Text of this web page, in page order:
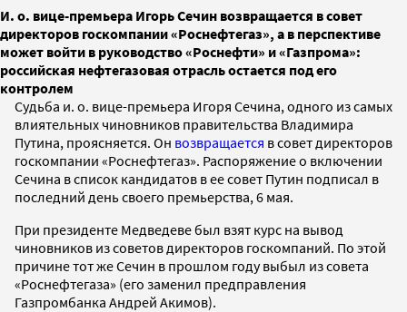
И. о. вице-премьера Игорь Сечин возвращается в совет
директоров госкомпании «Роснефтегаз», а в перспективе
может войти в руководство «Роснефти» и «Газпрома»:
российская нефтегазовая отрасль остается под его
контролем
Судьба и. о. вице-премьера Игоря Сечина, одного из самых
влиятельных чиновников правительства Владимира
Путина, проясняется. Он возвращается в совет директоров
госкомпании «Роснефтегаз». Распоряжение о включении
Сечина в список кандидатов в ее совет Путин подписал в
последний день своего премьерства, 6 мая.
При президенте Медведеве был взят курс на вывод
чиновников из советов директоров госкомпаний. По этой
причине тот же Сечин в прошлом году выбыл из совета
«Роснефтегаза» (его заменил предправления
Газпромбанка Андрей Акимов).